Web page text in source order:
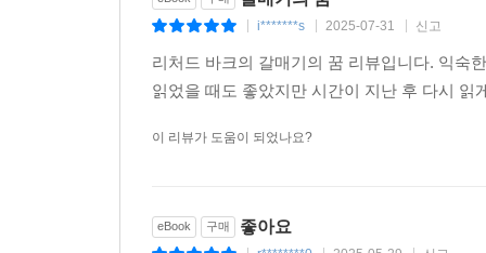
i*******s 2025-07-31 신고
리처드 바크의 갈매기의 꿈 리뷰입니다. 익숙
읽었을 때도 좋았지만 시간이 지난 후 다시
이 리뷰가 도움이 되었나요?
eBook 구매 좋아요